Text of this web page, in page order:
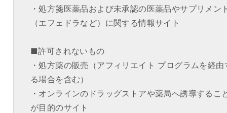
・処方箋医薬品および未承認の医薬品やサプリメン
（エフェドラなど）に関する情報サイト
■許可されないもの
・処方薬の販売（アフィリエイト プログラムを経由
る場合を含む）
・オンラインのドラッグストアや薬局へ誘導するこ
が目的のサイト